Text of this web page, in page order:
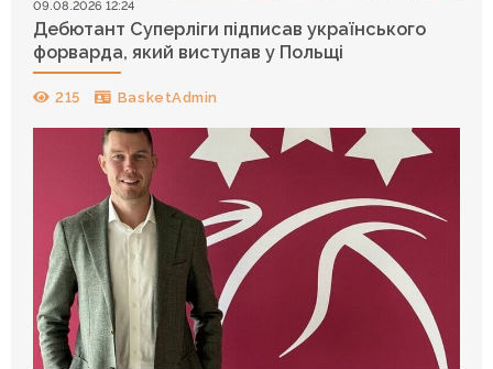
09.08.2026 12:24
Дебютант Суперліги підписав українського
форварда, який виступав у Польщі
215 BasketAdmin